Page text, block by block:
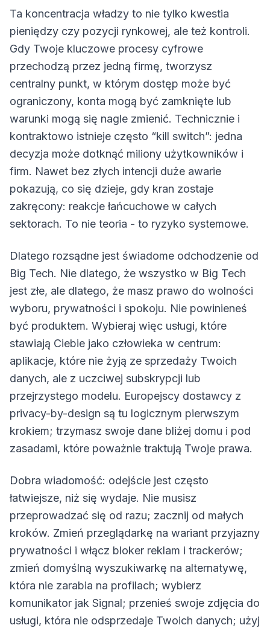
Ta koncentracja władzy to nie tylko kwestia
pieniędzy czy pozycji rynkowej, ale też kontroli.
Gdy Twoje kluczowe procesy cyfrowe
przechodzą przez jedną firmę, tworzysz
centralny punkt, w którym dostęp może być
ograniczony, konta mogą być zamknięte lub
warunki mogą się nagle zmienić. Technicznie i
kontraktowo istnieje często “kill switch”: jedna
decyzja może dotknąć miliony użytkowników i
firm. Nawet bez złych intencji duże awarie
pokazują, co się dzieje, gdy kran zostaje
zakręcony: reakcje łańcuchowe w całych
sektorach. To nie teoria - to ryzyko systemowe.
Dlatego rozsądne jest świadome odchodzenie od
Big Tech. Nie dlatego, że wszystko w Big Tech
jest złe, ale dlatego, że masz prawo do wolności
wyboru, prywatności i spokoju. Nie powinieneś
być produktem. Wybieraj więc usługi, które
stawiają Ciebie jako człowieka w centrum:
aplikacje, które nie żyją ze sprzedaży Twoich
danych, ale z uczciwej subskrypcji lub
przejrzystego modelu. Europejscy dostawcy z
privacy-by-design są tu logicznym pierwszym
krokiem; trzymasz swoje dane bliżej domu i pod
zasadami, które poważnie traktują Twoje prawa.
Dobra wiadomość: odejście jest często
łatwiejsze, niż się wydaje. Nie musisz
przeprowadzać się od razu; zacznij od małych
kroków. Zmień przeglądarkę na wariant przyjazny
prywatności i włącz bloker reklam i trackerów;
zmień domyślną wyszukiwarkę na alternatywę,
która nie zarabia na profilach; wybierz
komunikator jak Signal; przenieś swoje zdjęcia do
usługi, która nie odsprzedaje Twoich danych; użyj